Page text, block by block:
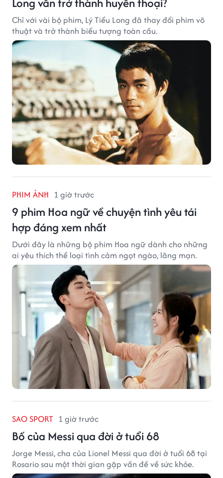
Chỉ với vài bộ phim, Lý Tiểu Long đã thay đổi phim võ
thuật và trở thành biểu tượng toàn cầu.
PHIM ẢNH 1 giờ trước
9 phim Hoa ngữ về chuyện tình yêu tái
hợp đáng xem nhất
Dưới đây là những bộ phim Hoa ngữ dành cho những
ai yêu thích thể loại tình cảm ngọt ngào, lãng mạn.
SAO SPORT 1 giờ trước
Bố của Messi qua đời ở tuổi 68
Jorge Messi, cha của Lionel Messi qua đời ở tuổi 68 tại
Rosario sau một thời gian gặp vấn đề về sức khỏe.